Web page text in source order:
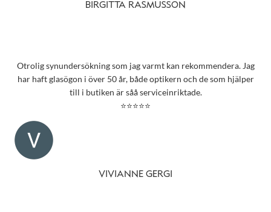
BIRGITTA RASMUSSON
Otrolig synundersökning som jag varmt kan rekommendera. Jag
har haft glasögon i över 50 år, både optikern och de som hjälper
till i butiken är såå serviceinriktade.
⭐⭐⭐⭐⭐
VIVIANNE GERGI